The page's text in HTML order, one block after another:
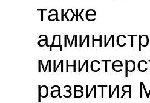
также
развития